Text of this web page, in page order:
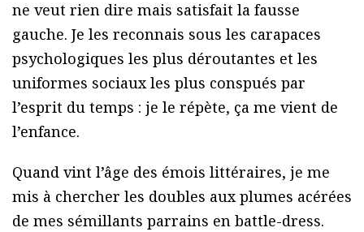
ne veut rien dire mais satisfait la fausse
gauche. Je les reconnais sous les carapaces
psychologiques les plus déroutantes et les
uniformes sociaux les plus conspués par
l’esprit du temps : je le répète, ça me vient de
l’enfance.
Quand vint l’âge des émois littéraires, je me
mis à chercher les doubles aux plumes acérées
de mes sémillants parrains en battle-dress.